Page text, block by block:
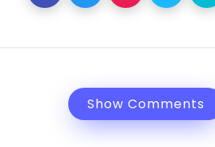
Show Comments